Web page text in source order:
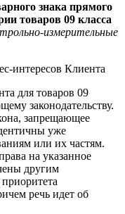
знака прямого
товаров 09 класса
измерительные
интересов Клиента
для товаров 09
законодательству.
запрещающее
уже
или их частям.
на указанное
другим
речь идет об